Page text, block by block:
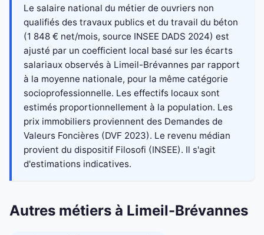
Le salaire national du métier de ouvriers non
qualifiés des travaux publics et du travail du béton
(1 848 € net/mois, source INSEE DADS 2024) est
ajusté par un coefficient local basé sur les écarts
salariaux observés à Limeil-Brévannes par rapport
à la moyenne nationale, pour la même catégorie
socioprofessionnelle. Les effectifs locaux sont
estimés proportionnellement à la population. Les
prix immobiliers proviennent des Demandes de
Valeurs Foncières (DVF 2023). Le revenu médian
provient du dispositif Filosofi (INSEE). Il s'agit
d'estimations indicatives.
Autres métiers à Limeil-Brévannes